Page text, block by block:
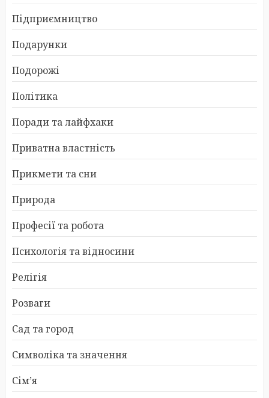
Підприємництво
Подарунки
Подорожі
Політика
Поради та лайфхаки
Приватна властність
Прикмети та сни
Природа
Професії та робота
Психологія та відносини
Релігія
Розваги
Сад та город
Символіка та значення
Сім’я